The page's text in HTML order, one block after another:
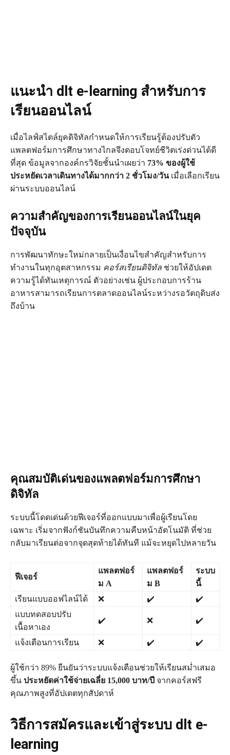
แนะนำ dlt e-learning สำหรับการ
เรียนออนไลน์
เมื่อไลฟ์สไตล์ยุคดิจิทัลกำหนดให้การเรียนรู้ต้องปรับตัว
แพลตฟอร์มการศึกษาทางไกลจึงตอบโจทย์ชีวิตเร่งด่วนได้ดี
ที่สุด ข้อมูลจากองค์กรวิจัยชั้นนำเผยว่า 73% ของผู้ใช้
ประหยัดเวลาเดินทางได้มากกว่า 2 ชั่วโมง/วันเมื่อเลือกเรียน
ผ่านระบบออนไลน์
ความสำคัญของการเรียนออนไลน์ในยุค
ปัจจุบัน
การพัฒนาทักษะใหม่กลายเป็นเงื่อนไขสำคัญสำหรับการ
ทำงานในทุกอุตสาหกรรม คอร์สเรียนดิจิทัล ช่วยให้อัปเดต
ความรู้ได้ทันเหตุการณ์ ตัวอย่างเช่น ผู้ประกอบการร้าน
อาหารสามารถเรียนการตลาดออนไลน์ระหว่างรอวัตถุดิบส่ง
ถึงบ้าน
คุณสมบัติเด่นของแพลตฟอร์มการศึกษา
ดิจิทัล
ระบบนี้โดดเด่นด้วยฟีเจอร์ที่ออกแบบมาเพื่อผู้เรียนโดย
เฉพาะ เริ่มจากฟังก์ชันบันทึกความคืบหน้าอัตโนมัติ ที่ช่วย
กลับมาเรียนต่อจากจุดสุดท้ายได้ทันที แม้จะหยุดไปหลายวัน
ฟีเจอร์
แพลตฟอร์
ม A
แพลตฟอร์
ม B
ระบบ
นี้
เรียนแบบออฟไลน์ได้
❌ ✔️
✔️
แบบทดสอบปรับ
เนื้อหาเอง
✔️ ❌ ✔️
แจ้งเตือนการเรียน ❌ ✔️ ✔️
ผู้ใช้กว่า 89% ยืนยันว่าระบบแจ้งเตือนช่วยให้เรียนสม่ำเสมอ
ขึ้น ประหยัดค่าใช้จ่ายเฉลี่ย 15,000 บาท/ปี จากคอร์สฟรี
คุณภาพสูงที่อัปเดตทุกสัปดาห์
วิธีการสมัครและเข้าสู่ระบบ dlt e-
learning